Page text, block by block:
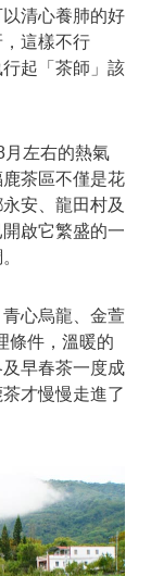
清心養肺的好
這樣不行
起「茶師」該
月左右的熱氣
茶區不僅是花
安、龍田村及
啟它繁盛的一
心烏龍、金萱
條件，溫暖的
早春茶一度成
才慢慢走進了